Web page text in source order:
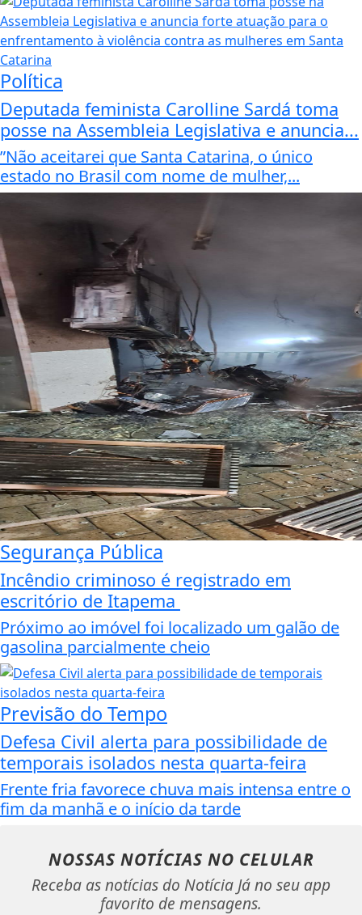
Política
Deputada feminista Carolline Sardá toma
posse na Assembleia Legislativa e anuncia...
”Não aceitarei que Santa Catarina, o único
estado no Brasil com nome de mulher,...
Segurança Pública
Incêndio criminoso é registrado em
escritório de Itapema
Próximo ao imóvel foi localizado um galão de
gasolina parcialmente cheio
Previsão do Tempo
Defesa Civil alerta para possibilidade de
temporais isolados nesta quarta-feira
Frente fria favorece chuva mais intensa entre o
fim da manhã e o início da tarde
NOSSAS NOTÍCIAS NO CELULAR
Receba as notícias do Notícia Já no seu app
favorito de mensagens.